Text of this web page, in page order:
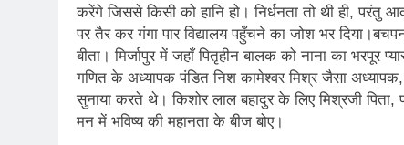
करेंगे जिससे किसी को हानि हो। निर्धनता तो थी ही, परंतु
पर तैर कर गंगा पार विद्यालय पहुँचने का जोश भर
बीता। मिर्जापुर में जहाँ पितृहीन बालक को नाना का भरपूर
गणित के अध्यापक पंडित निश कामेश्वर मिश्र जैसा अध्यापक,
सुनाया करते थे। किशोर लाल बहादुर के लिए मिश्रजी
मन में भविष्य की महानता के बीज बोए।